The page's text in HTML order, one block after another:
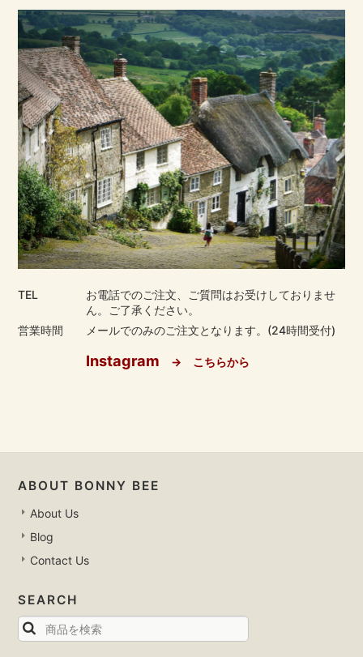
TEL
お電話でのご注文、ご質問はお受けしておりませ
ん。ご了承ください。
営業時間
メールでのみのご注文となります。(24時間受付)
Instagram → こちらから
ABOUT BONNY BEE
About Us
Blog
Contact Us
SEARCH